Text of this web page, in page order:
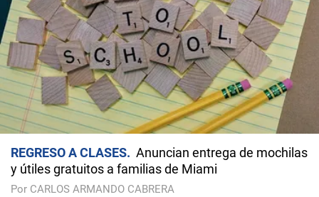
REGRESO A CLASES
Anuncian entrega de mochilas
y útiles gratuitos a familias de Miami
Por CARLOS ARMANDO CABRERA